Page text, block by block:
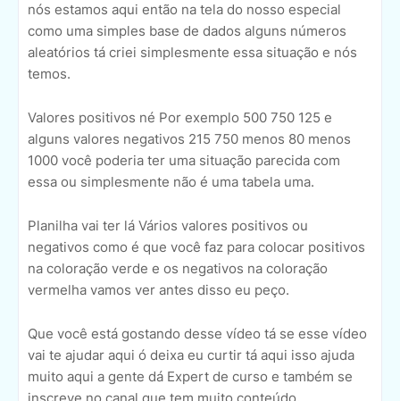
nós estamos aqui então na tela do nosso especial
como uma simples base de dados alguns números
aleatórios tá criei simplesmente essa situação e nós
temos.
Valores positivos né Por exemplo 500 750 125 e
alguns valores negativos 215 750 menos 80 menos
1000 você poderia ter uma situação parecida com
essa ou simplesmente não é uma tabela uma.
Planilha vai ter lá Vários valores positivos ou
negativos como é que você faz para colocar positivos
na coloração verde e os negativos na coloração
vermelha vamos ver antes disso eu peço.
Que você está gostando desse vídeo tá se esse vídeo
vai te ajudar aqui ó deixa eu curtir tá aqui isso ajuda
muito aqui a gente dá Expert de curso e também se